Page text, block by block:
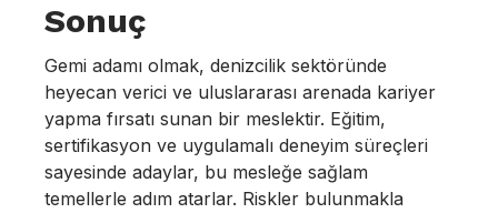
Sonuç
Gemi adamı olmak, denizcilik sektöründe
heyecan verici ve uluslararası arenada kariyer
yapma fırsatı sunan bir meslektir. Eğitim,
sertifikasyon ve uygulamalı deneyim süreçleri
sayesinde adaylar, bu mesleğe sağlam
temellerle adım atarlar. Riskler bulunmakla